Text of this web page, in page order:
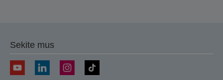
Sekite mus